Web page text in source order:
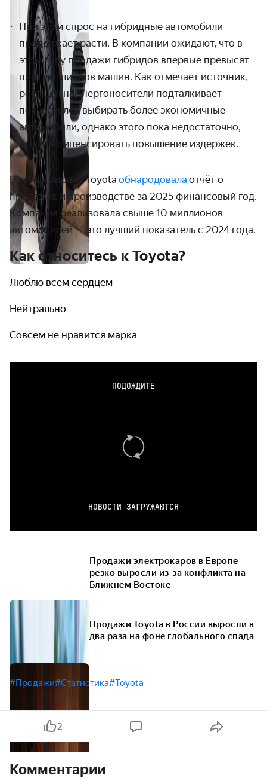
При этом спрос на гибридные автомобили
продолжает расти. В компании ожидают, что в
этом году продажи гибридов впервые превысят
пять миллионов машин. Как отмечает источник,
рост цен на энергоносители подталкивает
покупателей выбирать более экономичные
автомобили, однако этого пока недостаточно,
чтобы компенсировать повышение издержек.
В конце апреля Toyota обнародовала отчёт о
продажах и производстве за 2025 финансовый год.
Компания реализовала свыше 10 миллионов
автомобилей — это лучший показатель с 2024 года.
Как относитесь к Toyota?
Люблю всем сердцем
Нейтрально
Совсем не нравится марка
ПОДОЖДИТЕ
НОВОСТИ ЗАГРУЖАЮТСЯ
Продажи электрокаров в Европе
резко выросли из-за конфликта на
Ближнем Востоке
Продажи Toyota в России выросли в
два раза на фоне глобального спада
#Продажи#Статистика#Toyota
2
Комментарии